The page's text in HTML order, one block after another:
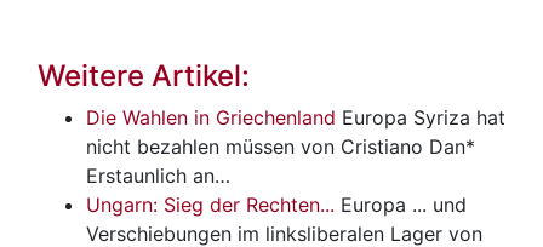
Weitere Artikel:
Die Wahlen in Griechenland Europa Syriza hat
nicht bezahlen müssen von Cristiano Dan*
Erstaunlich an…
Ungarn: Sieg der Rechten... Europa ... und
Verschiebungen im linksliberalen Lager von